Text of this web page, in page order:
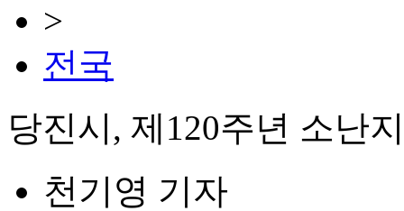
>
전국
당진시, 제120주년 소난
천기영 기자